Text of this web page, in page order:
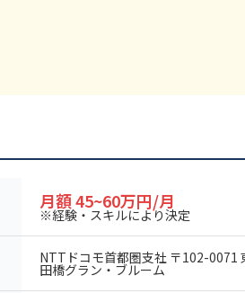
月額 45~60万円/月
※経験・スキルにより決定
NTTドコモ首都圏支社 〒102-0071
田橋グラン・ブルーム